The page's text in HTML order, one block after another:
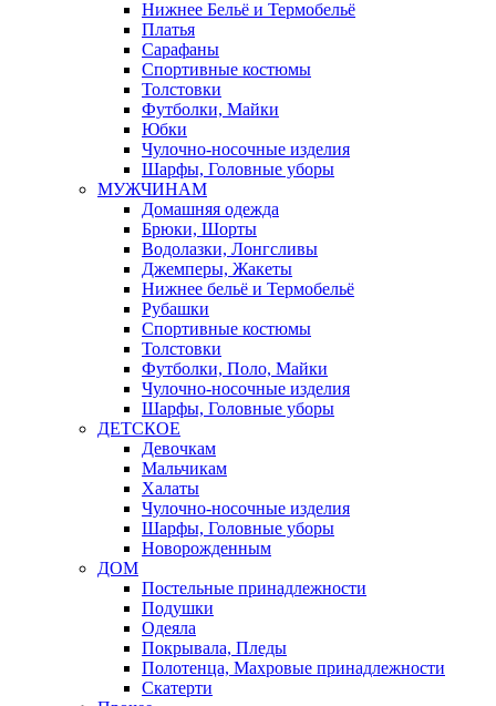
Нижнее Бельё и Термобельё
Платья
Сарафаны
Спортивные костюмы
Толстовки
Футболки, Майки
Юбки
Чулочно-носочные изделия
Шарфы, Головные уборы
МУЖЧИНАМ
Домашняя одежда
Брюки, Шорты
Водолазки, Лонгсливы
Джемперы, Жакеты
Нижнее бельё и Термобельё
Рубашки
Спортивные костюмы
Толстовки
Футболки, Поло, Майки
Чулочно-носочные изделия
Шарфы, Головные уборы
ДЕТСКОЕ
Девочкам
Мальчикам
Халаты
Чулочно-носочные изделия
Шарфы, Головные уборы
Новорожденным
ДОМ
Постельные принадлежности
Подушки
Одеяла
Покрывала, Пледы
Полотенца, Махровые принадлежности
Скатерти